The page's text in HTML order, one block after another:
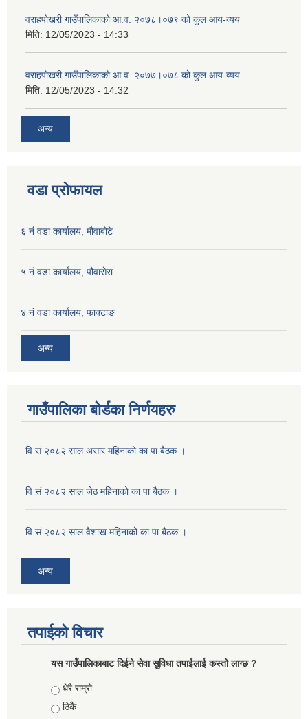
वराहपोखरी गाउँपालिकाको आ.व. २०७८।०७९ को कुल आय-व्यय
मिति: 12/05/2023 - 14:33
वराहपोखरी गाउँपालिकाको आ.व. २०७७।०७८ को कुल आय-व्यय
मिति: 12/05/2023 - 14:32
अन्य
वडा प्रोफायल
६ नं वडा कार्यालय, मौवाबोटे
५ नं वडा कार्यालय, पौवासेरा
४ नं वडा कार्यालय, फाक्टाङ
अन्य
गाउँपालिका बोर्डका निर्णयहरु
वि सं २०८२ साल असार महिनाको का पा बैठक ।
वि सं २०८२ साल जेठ महिनाको का पा बैठक ।
वि सं २०८२ साल वैशाख महिनाको का पा बैठक ।
अन्य
तपाईको विचार
यस गाउँपालिकाबाट दिईने सेवा सुविधा तपाईलाई कस्तो लाग्छ ?
Choices
धेरै राम्रो
ठिकै